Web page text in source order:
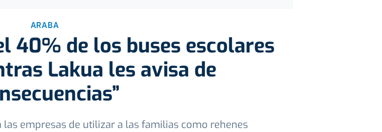
ARABA
40% de los buses escolares
Lakua les avisa de
las empresas de utilizar a las familias como rehenes